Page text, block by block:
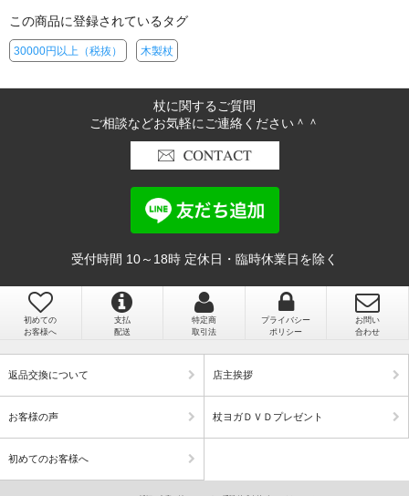
す。 使い方などを丁寧に教えてくれて助かります
埼玉県 Nさん（72歳 男性）
この商品に登録されているタグ
30000円以上（税抜） 木製杖
杖に関するご質問
ご相談などお気軽にご連絡ください＾＾
受付時間 10～18時 定休日・臨時休業日を除く
初めての
お客様へ
支払
配送
特定商
取引法
プライバシー
ポリシー
お問い
合わせ
返品交換について 店主挨拶
お客様の声 杖ヨガＤＶＤプレゼント
初めてのお客様へ